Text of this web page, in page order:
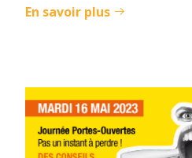
En savoir plus